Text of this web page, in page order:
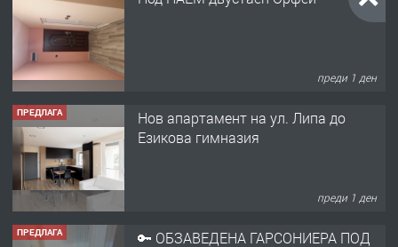
ПРЕДЛАГА
Нов апартамент на ул. Липа до
ПРЕДЛАГА
🔑 ОБЗАВЕДЕНА ГАРСОНИЕРА ПОД
КОМПЛЕКС „ВЕСПРЕМ“, ГР. ХАСКОВО